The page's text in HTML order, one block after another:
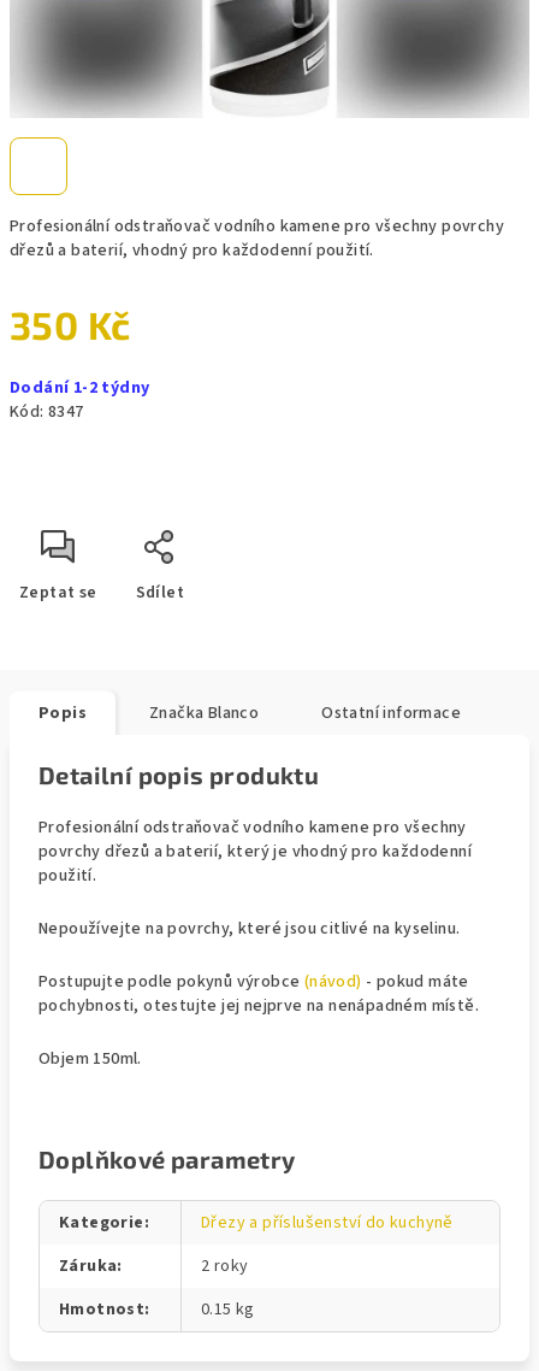
Profesionální odstraňovač vodního kamene pro všechny povrchy
dřezů a baterií, vhodný pro každodenní použití.
350 Kč
cena:
Dodání 1-2 týdny
Kód: 8347
Zeptat se Sdílet
Popis Značka Blanco Ostatní informace
Detailní popis produktu
Profesionální odstraňovač vodního kamene pro všechny
povrchy dřezů a baterií, který je vhodný pro každodenní
použití.
Nepoužívejte na povrchy, které jsou citlivé na kyselinu.
Postupujte podle pokynů výrobce (návod) - pokud máte
pochybnosti, otestujte jej nejprve na nenápadném místě.
Objem 150ml.
Doplňkové parametry
Kategorie:
Dřezy a příslušenství do kuchyně
Záruka:
2 roky
Hmotnost: 0.15 kg